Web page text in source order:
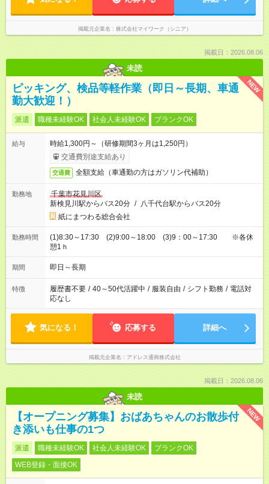
掲載元企業名 株式会社マイワーク（シニア）
掲載日：2026.08.06
未読
NEW
ピッキング、検品等軽作業（即日～長期、車通
勤大歓迎！）
派遣 職種未経験OK 社会人未経験OK ブランクOK
給与
時給1,300円～（研修期間3ヶ月は1,250円）
交通費別途支給あり
交通費 全額支給（車通勤の方はガソリン代補助）
勤務地
千葉市花見川区
新検見川駅からバス20分 / 八千代台駅からバス20分
紙にまつわる総合会社
勤務時間
(1)8:30～17:30 (2)9:00～18:00 (3)9：00～17:30 ※各休
憩1ｈ
期間 即日～長期
特徴 履歴書不要 / 40～50代活躍中 / 服装自由 / シフト勤務 / 電話対
応なし
気になる！ 応募する 詳細へ
掲載元企業名 アドレス通商株式会社
掲載日：2026.08.06
未読
NEW
【オープニング募集】おばあちゃんのお散歩付
き添いも仕事の1つ
派遣 職種未経験OK 社会人未経験OK
ブランクOK
WEB登録・面接OK